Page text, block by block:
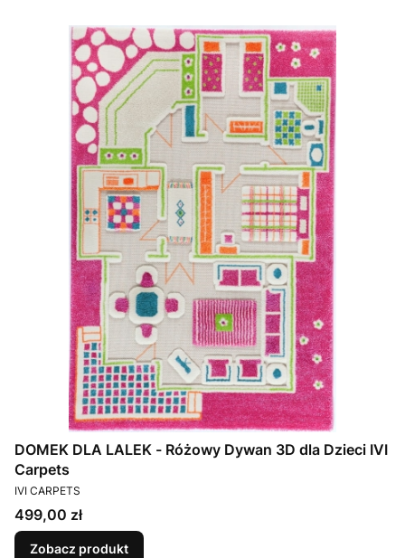
DOMEK DLA LALEK - Różowy Dywan 3D dla Dzieci IVI
Carpets
PRODUCENT
IVI CARPETS
Cena
499,00 zł
Zobacz produkt